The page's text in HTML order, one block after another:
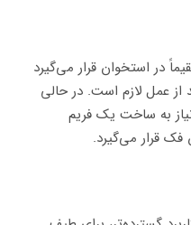
در استخوان قرار می‌گیرد
از عمل لازم است. در حالی
به ساخت یک فریم
فک قرار می‌گیرد.